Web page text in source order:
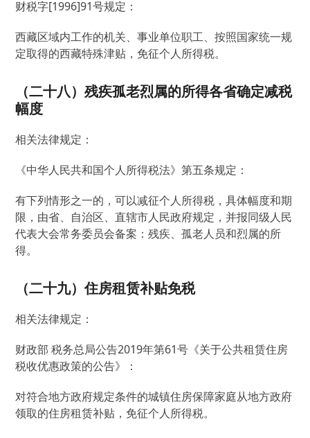
财税字[1996]91号规定：
西藏区域内工作的机关、事业单位职工、按照国家统一规
定取得的西藏特殊津贴，免征个人所得税。
（二十八）残疾孤老烈属的所得各省确定减税
幅度
相关法律规定：
《中华人民共和国个人所得税法》第五条规定：
有下列情形之一的，可以减征个人所得税，具体幅度和期
限，由省、自治区、直辖市人民政府规定，并报同级人民
代表大会常务委员会备案：残疾、孤老人员和烈属的所
得。
（二十九）住房租赁补贴免税
相关法律规定：
财政部 税务总局公告2019年第61号《关于公共租赁住房
税收优惠政策的公告》：
对符合地方政府规定条件的城镇住房保障家庭从地方政府
领取的住房租赁补贴，免征个人所得税。